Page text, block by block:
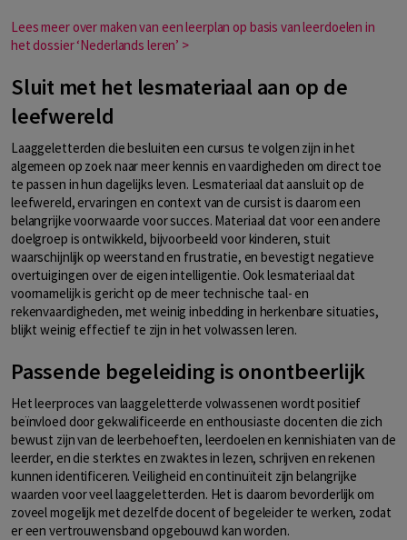
Lees meer over maken van een leerplan op basis van leerdoelen in
het dossier ‘Nederlands leren’ >
Sluit met het lesmateriaal aan op de
leefwereld
Laaggeletterden die besluiten een cursus te volgen zijn in het
algemeen op zoek naar meer kennis en vaardigheden om direct toe
te passen in hun dagelijks leven. Lesmateriaal dat aansluit op de
leefwereld, ervaringen en context van de cursist is daarom een
belangrijke voorwaarde voor succes. Materiaal dat voor een andere
doelgroep is ontwikkeld, bijvoorbeeld voor kinderen, stuit
waarschijnlijk op weerstand en frustratie, en bevestigt negatieve
overtuigingen over de eigen intelligentie. Ook lesmateriaal dat
voornamelijk is gericht op de meer technische taal- en
rekenvaardigheden, met weinig inbedding in herkenbare situaties,
blijkt weinig effectief te zijn in het volwassen leren.
Passende begeleiding is onontbeerlijk
Het leerproces van laaggeletterde volwassenen wordt positief
beïnvloed door gekwalificeerde en enthousiaste docenten die zich
bewust zijn van de leerbehoeften, leerdoelen en kennishiaten van de
leerder, en die sterktes en zwaktes in lezen, schrijven en rekenen
kunnen identificeren. Veiligheid en continuïteit zijn belangrijke
waarden voor veel laaggeletterden. Het is daarom bevorderlijk om
zoveel mogelijk met dezelfde docent of begeleider te werken, zodat
er een vertrouwensband opgebouwd kan worden.